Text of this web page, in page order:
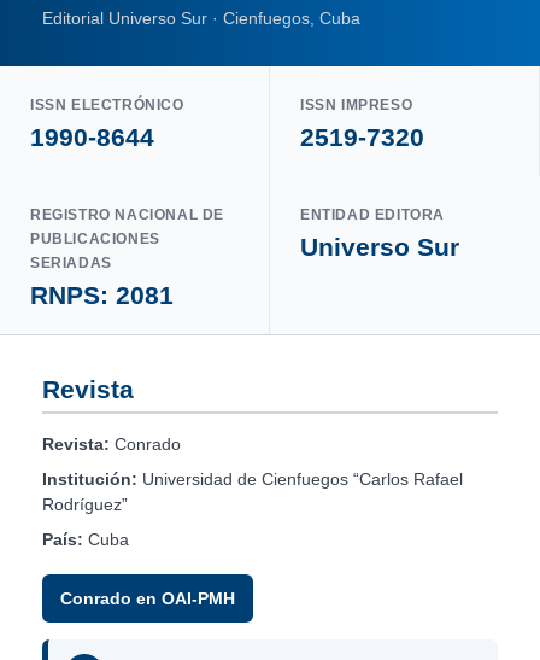
Editorial Universo Sur · Cienfuegos, Cuba
ISSN ELECTRÓNICO
1990-8644
ISSN IMPRESO
2519-7320
REGISTRO NACIONAL DE
PUBLICACIONES
SERIADAS
RNPS: 2081
ENTIDAD EDITORA
Universo Sur
Revista
Revista: Conrado
Institución: Universidad de Cienfuegos “Carlos Rafael
Rodríguez”
País: Cuba
Conrado en OAI-PMH